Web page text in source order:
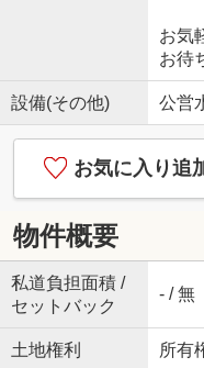
お気
お待
設備(その他) 公営
お気に入り追
物件概要
私道負担面積 /
セットバック
- / 無
土地権利 所有